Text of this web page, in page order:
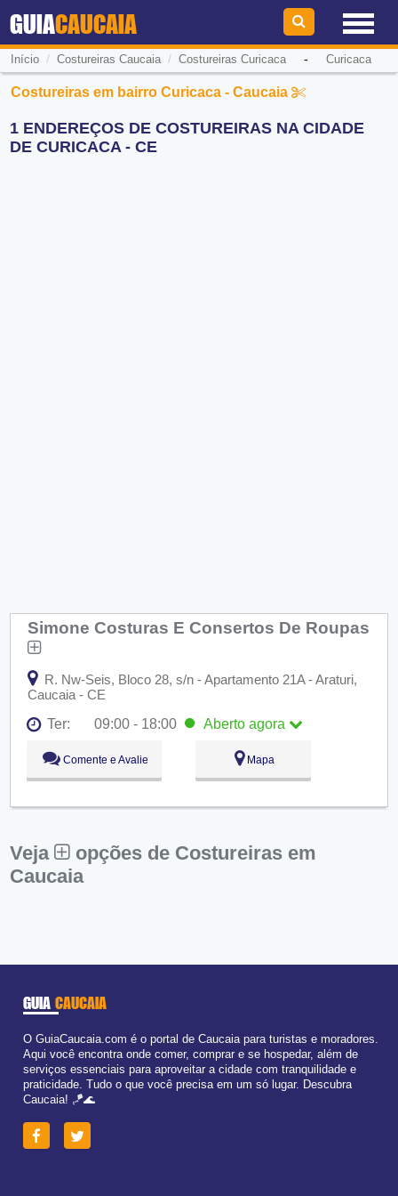
GUIACAUCAIA
Início / Costureiras Caucaia/ Costureiras Curicaca- Curicaca
Costureiras em bairro Curicaca - Caucaia
1 ENDEREÇOS DE COSTUREIRAS NA CIDADE
DE CURICACA - CE
Simone Costuras E Consertos De Roupas
R. Nw-Seis, Bloco 28, s/n - Apartamento 21A - Araturi,
Caucaia - CE
Ter:
09:00 - 18:00 Aberto agora
Seg:
Ter:
09:00 - 18:00 Abertoagora
Qua:
09:00 - 18:00
Sex:
09:00 - 18:00
Dom:
Fechado
Comente e Avalie Mapa
Veja
opções de Costureiras em
Caucaia
GUIA CAUCAIA
O GuiaCaucaia.com é o portal de Caucaia para turistas e moradores.
Aqui você encontra onde comer, comprar e se hospedar, além de
serviços essenciais para aproveitar a cidade com tranquilidade e
praticidade. Tudo o que você precisa em um só lugar. Descubra
Caucaia! 🪁🌊